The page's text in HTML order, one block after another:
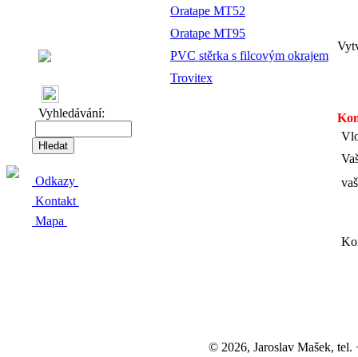
Vyhledávání:
Odkazy
Kontakt
Mapa
Oratape MT52
Oratape MT95
PVC stěrka s filcovým okrajem
Trovitex
© 2026, Jaroslav Mašek,